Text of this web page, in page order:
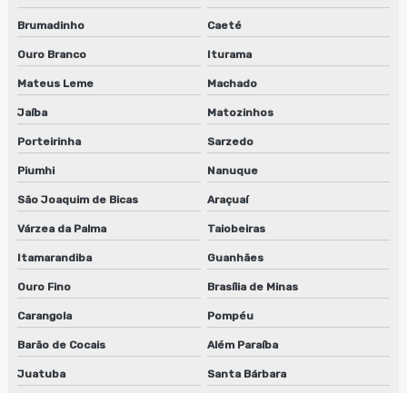
Manutenção de sugador de refiles
Máquina lavadora de clichês
Máquina de limpeza de anilox
Máquina para limpeza de peças
Máquinas para limpeza de cilindros
Máquinas de limpeza de equipamentos
Reciclador de solventes preço
Recicladores de solventes
Reparo de lavadora de anilox
Brumadinho Caeté
Ouro Branco Iturama
Mateus Leme Machado
Jaíba Matozinhos
Porteirinha Sarzedo
Piumhi Nanuque
São Joaquim de Bicas Araçuaí
Várzea da Palma Taiobeiras
Itamarandiba Guanhães
Ouro Fino Brasília de Minas
Carangola Pompéu
Barão de Cocais Além Paraíba
Juatuba Santa Bárbara